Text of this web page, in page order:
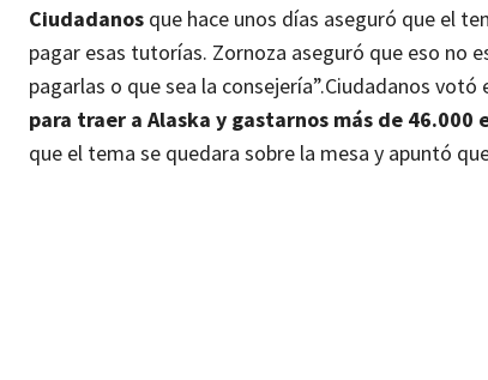
Ciudadanos que hace unos días aseguró que el
pagar esas tutorías. Zornoza aseguró que eso no
pagarlas o que sea la consejería”.Ciudadanos votó
para traer a Alaska y gastarnos más de
que el tema se quedara sobre la mesa y apuntó